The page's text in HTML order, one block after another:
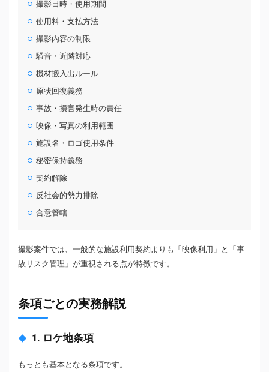
撮影日時・使用期間
使用料・支払方法
撮影内容の制限
騒音・近隣対応
機材搬入出ルール
原状回復義務
事故・損害発生時の責任
映像・写真の利用範囲
施設名・ロゴ使用条件
秘密保持義務
契約解除
反社会的勢力排除
合意管轄
撮影案件では、一般的な施設利用契約よりも「映像利用」と「事
故リスク管理」が重視される点が特徴です。
条項ごとの実務解説
1. ロケ地条項
もっとも基本となる条項です。